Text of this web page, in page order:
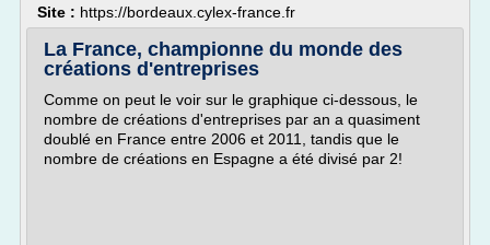
Site : https://bordeaux.cylex-france.fr
La France, championne du monde des
créations d'entreprises
Comme on peut le voir sur le graphique ci-dessous, le
nombre de créations d'entreprises par an a quasiment
doublé en France entre 2006 et 2011, tandis que le
nombre de créations en Espagne a été divisé par 2!